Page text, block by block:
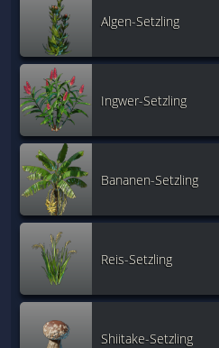
Algen-Setzling
Ingwer-Setzling
Bananen-Setzling
Reis-Setzling
Shiitake-Setzling